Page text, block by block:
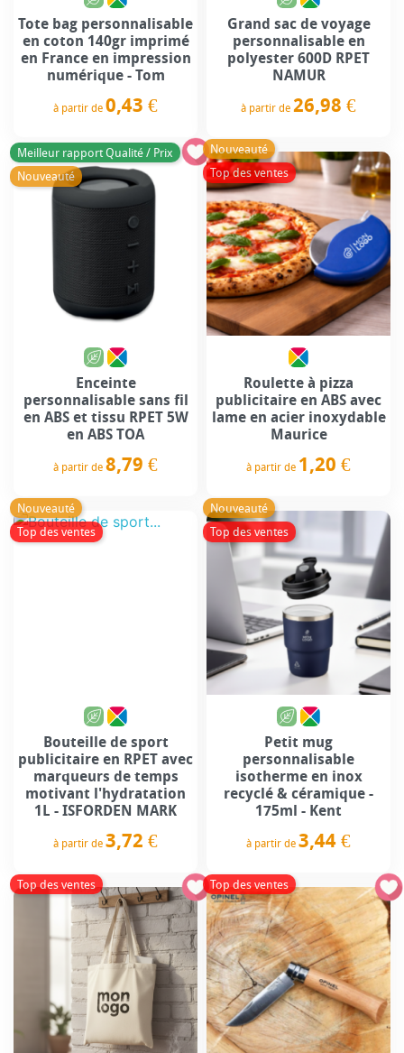
Tote bag personnalisable
en coton 140gr imprimé
en France en impression
numérique - Tom
à partir de 0,43 €
Grand sac de voyage
personnalisable en
polyester 600D RPET
NAMUR
à partir de 26,98 €
Meilleur rapport Qualité / Prix
Nouveauté
Enceinte
personnalisable sans fil
en ABS et tissu RPET 5W
en ABS TOA
à partir de 8,79 €
Nouveauté
Top des ventes
Roulette à pizza
publicitaire en ABS avec
lame en acier inoxydable
Maurice
à partir de 1,20 €
Nouveauté
Top des ventes
Bouteille de sport
publicitaire en RPET avec
marqueurs de temps
motivant l'hydratation
1L - ISFORDEN MARK
à partir de 3,72 €
Nouveauté
Top des ventes
Petit mug
personnalisable
isotherme en inox
recyclé & céramique -
175ml - Kent
à partir de 3,44 €
Top des ventes Top des ventes